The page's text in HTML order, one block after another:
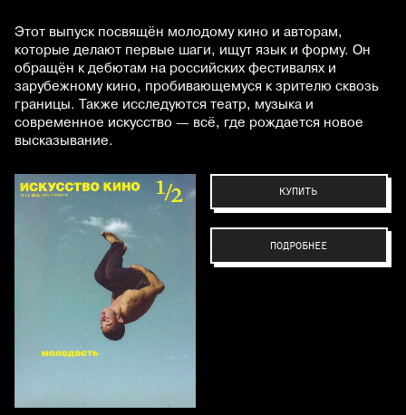
Этот выпуск посвящён молодому кино и авторам,
которые делают первые шаги, ищут язык и форму. Он
обращён к дебютам на российских фестивалях и
зарубежному кино, пробивающемуся к зрителю сквозь
границы. Также исследуются театр, музыка и
современное искусство — всё, где рождается новое
высказывание.
КУПИТЬ
ПОДРОБНЕЕ